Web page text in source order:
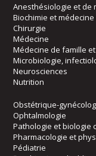
Anesthésiologie et de
Biochimie et
Chirurgie
Médecine
Médecine de famille
Microbiologie,
Neurosciences
Nutrition
Obstétrique-
Ophtalmologie
Pathologie et biologie
Pharmacologie et
Pédiatrie